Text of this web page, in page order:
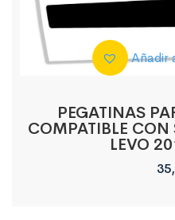
Añadir
PEGATINAS
COMPATIBLE CON
LEVO